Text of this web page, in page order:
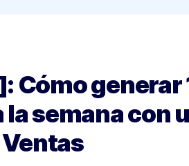
Cómo generar
semana con